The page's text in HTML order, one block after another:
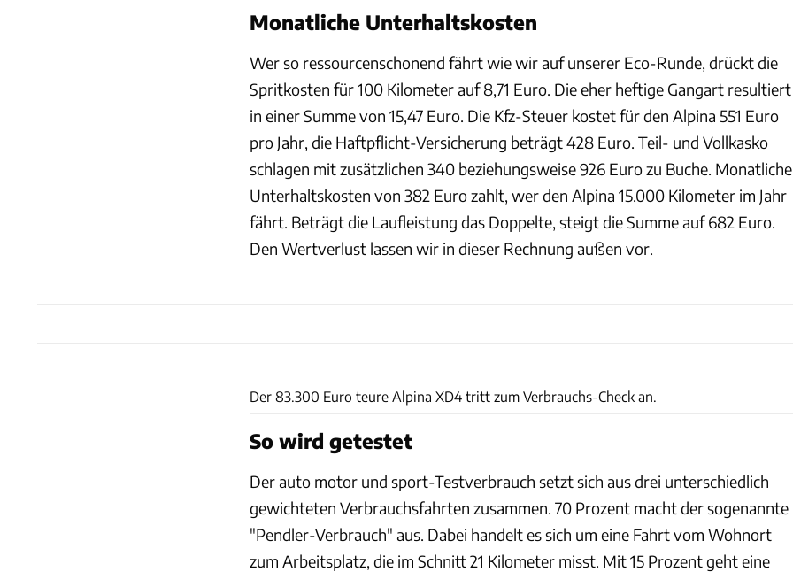
Monatliche Unterhaltskosten
Wer so ressourcenschonend fährt wie wir auf unserer Eco-Runde, drückt die
Spritkosten für 100 Kilometer auf 8,71 Euro. Die eher heftige Gangart resultiert
in einer Summe von 15,47 Euro. Die Kfz-Steuer kostet für den Alpina 551 Euro
pro Jahr, die Haftpflicht-Versicherung beträgt 428 Euro. Teil- und Vollkasko
schlagen mit zusätzlichen 340 beziehungsweise 926 Euro zu Buche. Monatliche
Unterhaltskosten von 382 Euro zahlt, wer den Alpina 15.000 Kilometer im Jahr
fährt. Beträgt die Laufleistung das Doppelte, steigt die Summe auf 682 Euro.
Den Wertverlust lassen wir in dieser Rechnung außen vor.
Der 83.300 Euro teure Alpina XD4 tritt zum Verbrauchs-Check an.
So wird getestet
Der auto motor und sport-Testverbrauch setzt sich aus drei unterschiedlich
gewichteten Verbrauchsfahrten zusammen. 70 Prozent macht der sogenannte
"Pendler-Verbrauch" aus. Dabei handelt es sich um eine Fahrt vom Wohnort
zum Arbeitsplatz, die im Schnitt 21 Kilometer misst. Mit 15 Prozent geht eine